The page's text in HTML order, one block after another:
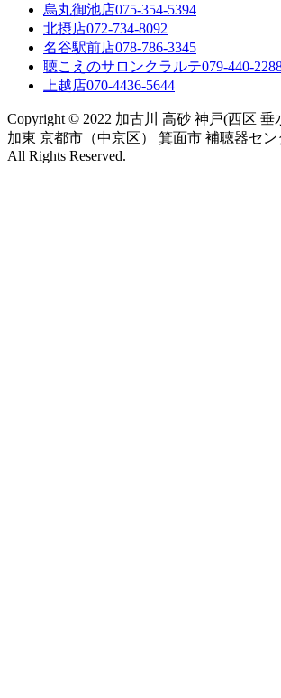
烏丸御池店075-354-5394
北摂店072-734-8092
名谷駅前店078-786-3345
聴こえのサロンクラルテ079-440-
上越店070-4436-5644
Copyright © 2022 加古川 高砂 神戸(西区 垂
加東 京都市（中京区） 箕面市 補聴器セ
All Rights Reserved.